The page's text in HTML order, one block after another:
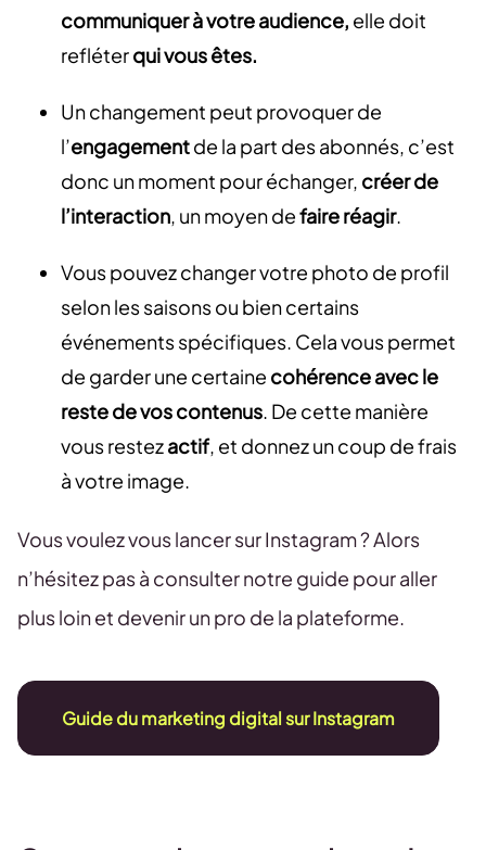
communiquer à votre audience, elle doit
refléterqui vous êtes.
Un changement peut provoquer de
l’engagementde la part des abonnés, c’est
donc un moment pour échanger, créer de
l’interaction, un moyen defaire réagir.
Vous pouvez changer votre photo de profil
selon les saisons ou bien certains
événements spécifiques. Cela vous permet
de garder une certaine cohérence avec le
reste de vos contenus. De cette manière
vous restezactif, et donnez un coup de frais
à votre image.
Vous voulez vous lancer sur Instagram ? Alors
n’hésitez pas à consulter notre guide pour aller
plus loin et devenir un pro de la plateforme.
Guide du marketing digital sur Instagram